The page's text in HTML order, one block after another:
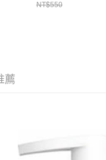
NT$550
薦